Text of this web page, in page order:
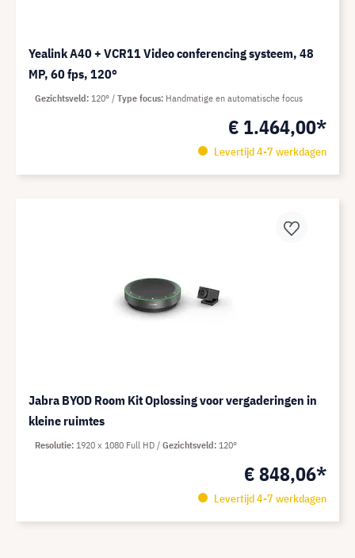
Yealink A40 + VCR11 Video conferencing systeem, 48
MP, 60 fps, 120°
€ 1.464,00*
Levertijd 4-7 werkdagen
Gezichtsveld 120° Type focus Handmatige en automatische focus
Jabra BYOD Room Kit Oplossing voor vergaderingen in
kleine ruimtes
€ 848,06*
Levertijd 4-7 werkdagen
Resolutie 1920 x 1080 Full HD Gezichtsveld 120°